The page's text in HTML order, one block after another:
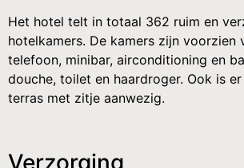
Het hotel telt in totaal 362 ruim en
hotelkamers. De kamers zijn voorzien
telefoon, minibar, airconditioning en
douche, toilet en haardroger. Ook is
terras met zitje aanwezig.
Verzorging